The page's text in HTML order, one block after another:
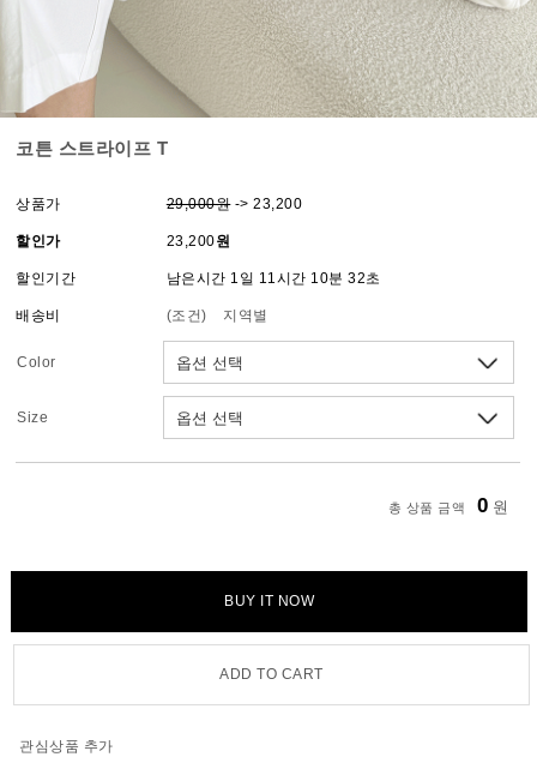
코튼 스트라이프 T
상품가 29,000원-> 23,200
할인가 23,200원
할인기간 남은시간 1일 11시간 10분 32초
배송비 (조건) 지역별
Color
Size
총 상품 금액 0 원
BUY IT NOW
ADD TO CART
관심상품 추가